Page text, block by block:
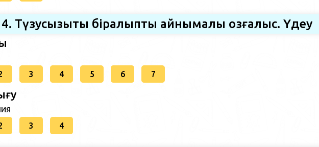
4. Түзусызықты бірқалыпты айнымалы қозғалыс. Үдеу
3 4 5 6 7
3 4